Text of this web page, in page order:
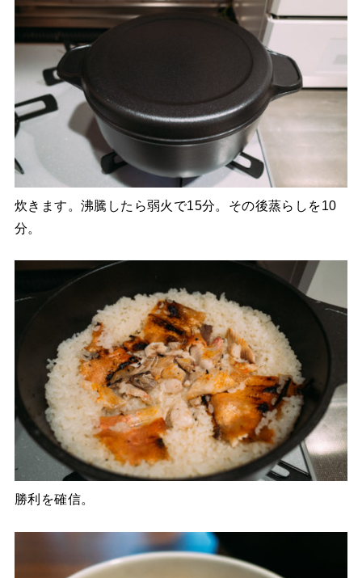
炊きます。沸騰したら弱火で15分。その後蒸らしを10
分。
勝利を確信。